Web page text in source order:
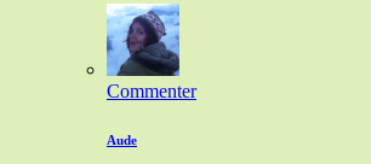
Commenter
Aude